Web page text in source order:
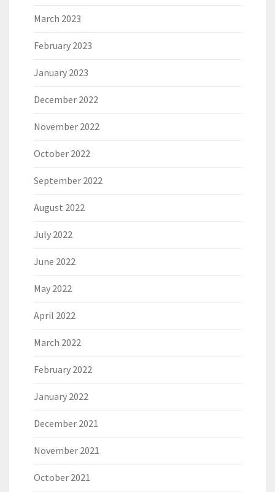
March 2023
February 2023
January 2023
December 2022
November 2022
October 2022
September 2022
August 2022
July 2022
June 2022
May 2022
April 2022
March 2022
February 2022
January 2022
December 2021
November 2021
October 2021